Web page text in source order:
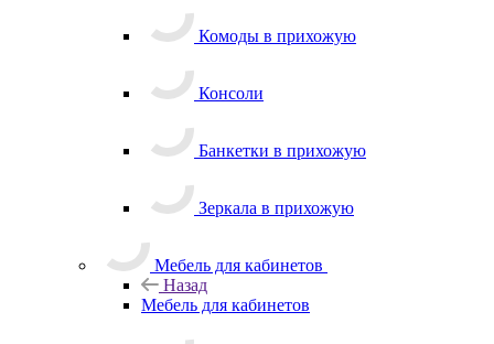
Комоды в прихожую
Консоли
Банкетки в прихожую
Зеркала в прихожую
Мебель для кабинетов
Назад
Мебель для кабинетов